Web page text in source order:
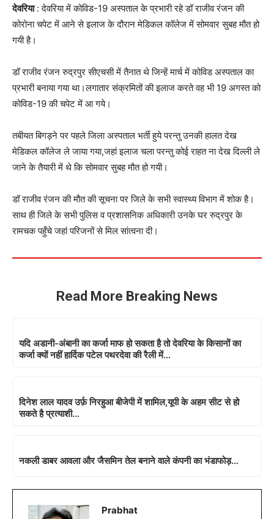
देवरिया: देवरिया में कोविड-19 अस्पताल के प्रभारी रहे डॉ राजीव रंजन की
कोरोना चपेट में आने से इलाज के दौरान मेडिकल कॉलेज में सोमवार सुबह मौत हो
गयी है।
डॉ राजीव रंजन रुद्रपुर सीएचसी में तैनात थे जिन्हें मार्च में कोविड अस्पताल का
प्रभारी बनाया गया था।लगातार संक्रमितों की इलाज करते वह भी 19 अगस्त को
कोविड-19 की चपेट में आ गये।
तबीयत बिगड़ने पर पहले जिला अस्पताल भर्ती हुये परन्तु उनकी हालत देख
मेडिकल कॉलेज ले जाया गया,जहां इलाज चला परन्तु कोई राहत ना देख दिल्ली ले
जाने के तैयारी में थे कि सोमवार सुबह मौत हो गयी।
डॉ राजीव रंजन की मौत की सूचना पर जिले के सभी स्वास्थ्य विभाग में शोक है।
साथ ही जिले के सभी पुलिस व प्रशासनिक अधिकारी उनके घर रुद्रपुर के
रामचक पहुँचे जहां परिजनों से मिल सांत्वना दी।
Read More Breaking News
यदि अडानी-अंबानी का कर्जा माफ हो सकता है तो देवरिया के किसानों का
कर्जा क्यों नहीं हार्दिक पटेल पथरदेवा की रैली में…
दिनेश लाल यादव उर्फ़ निरहुआ बीजेपी में शामिल,यूपी के अहम सीट से हो
सकते है प्रत्याशी…
नकली डाबर आवला और जैसमिन तेल बनाने वाले कंपनी का भंडाफोड़…
Prabhat